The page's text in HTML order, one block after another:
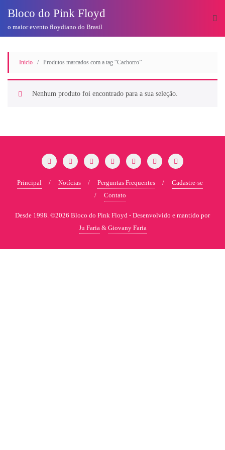
conteúdo
Bloco do Pink Floyd
o maior evento floydiano do Brasil
Início / Produtos marcados com a tag “Cachorro”
Nenhum produto foi encontrado para a sua seleção.
Principal Notícias Perguntas Frequentes
Cadastre-se
Contato
Desde 1998. ©2026 Bloco do Pink Floyd - Desenvolvido e mantido por
Ju Faria & Giovany Faria